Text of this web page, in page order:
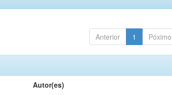
Anterior 1 Póximo
Autor(es)